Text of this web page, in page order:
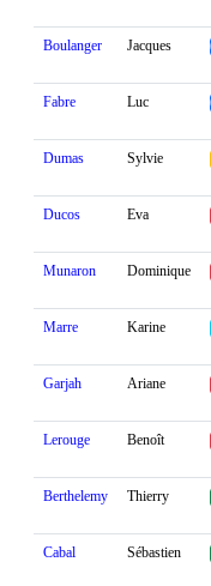
Boulanger Jacques
Fabre Luc
Dumas Sylvie
Ducos Eva
Munaron Dominique
Marre Karine
Garjah Ariane
Lerouge Benoît
Berthelemy Thierry
Cabal Sébastien